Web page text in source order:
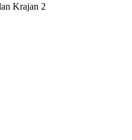
Krajan 2